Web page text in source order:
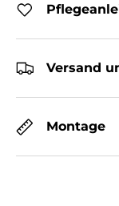
Versand
Montage